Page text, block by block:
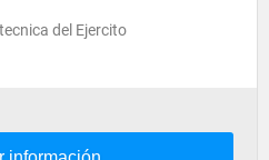
del Ejercito